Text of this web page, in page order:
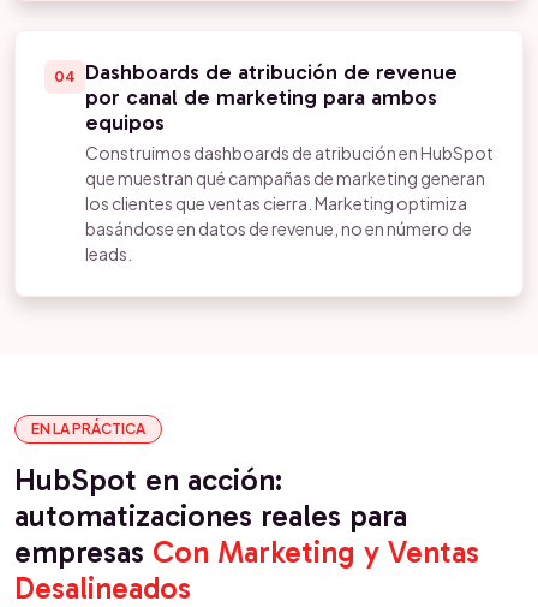
04
Dashboards de atribución de revenue
por canal de marketing para ambos
equipos
Construimos dashboards de atribución en HubSpot
que muestran qué campañas de marketing generan
los clientes que ventas cierra. Marketing optimiza
basándose en datos de revenue, no en número de
leads.
EN LA PRÁCTICA
HubSpot en acción:
automatizaciones reales para
empresas Con Marketing y Ventas
Desalineados